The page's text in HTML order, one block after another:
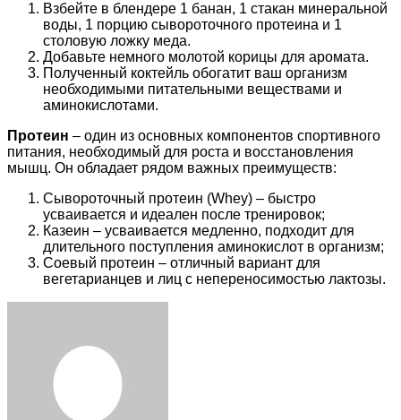
Взбейте в блендере 1 банан, 1 стакан минеральной
воды, 1 порцию сывороточного протеина и 1
столовую ложку меда.
Добавьте немного молотой корицы для аромата.
Полученный коктейль обогатит ваш организм
необходимыми питательными веществами и
аминокислотами.
Протеин – один из основных компонентов спортивного
питания, необходимый для роста и восстановления
мышц. Он обладает рядом важных преимуществ:
Сывороточный протеин (Whey) – быстро
усваивается и идеален после тренировок;
Казеин – усваивается медленно, подходит для
длительного поступления аминокислот в организм;
Соевый протеин – отличный вариант для
вегетарианцев и лиц с непереносимостью лактозы.